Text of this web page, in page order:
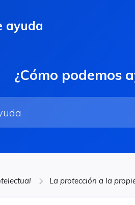
ayuda
¿Cómo podemos
La protección a la